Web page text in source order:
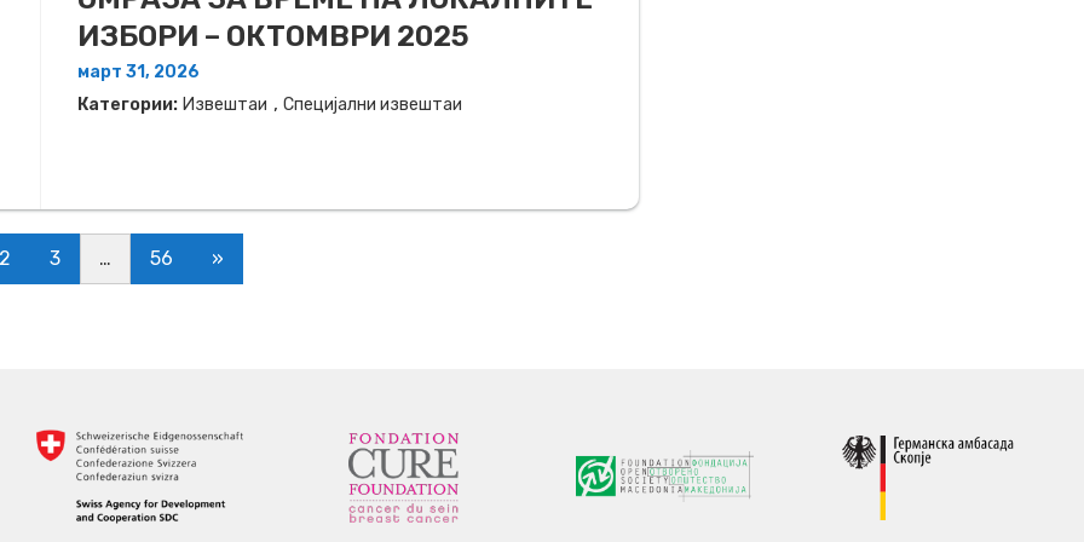
ИЗБОРИ – ОКТОМВРИ 2025
март 31, 2026
Категории: Извештаи , Специјални извештаи
3 … 56 »